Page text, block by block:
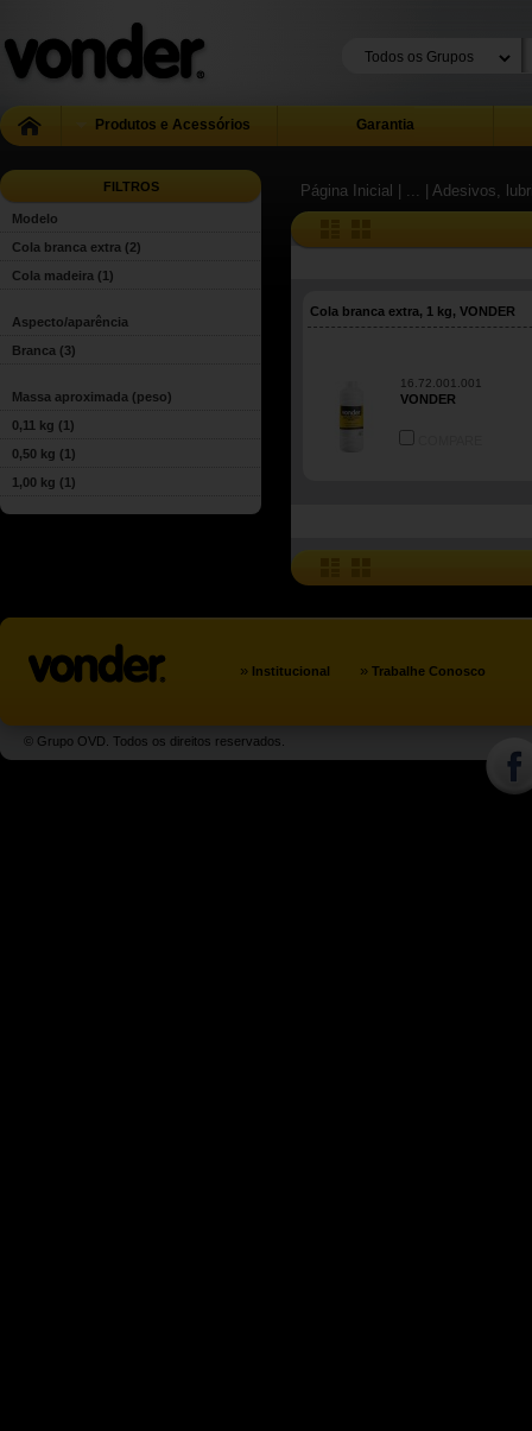
Produtos e Acessórios Garantia
FILTROS
Modelo
Cola branca extra (2)
Cola madeira (1)
Aspecto/aparência
Branca (3)
Massa aproximada (peso)
0,11 kg (1)
0,50 kg (1)
1,00 kg (1)
Página Inicial | ... | Adesivos,
Cola branca extra, 1 kg, VONDER
16.72.001.001
VONDER
» Institucional » Trabalhe Conosco
© Grupo OVD. Todos os direitos reservados.